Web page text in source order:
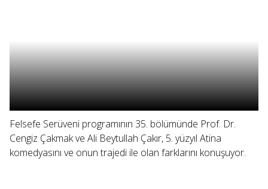
Felsefe Serüveni programının 35. bölümünde Prof. Dr.
Cengiz Çakmak ve Ali Beytullah Çakır, 5. yüzyıl Atina
komedyasını ve onun trajedi ile olan farklarını konuşuyor.